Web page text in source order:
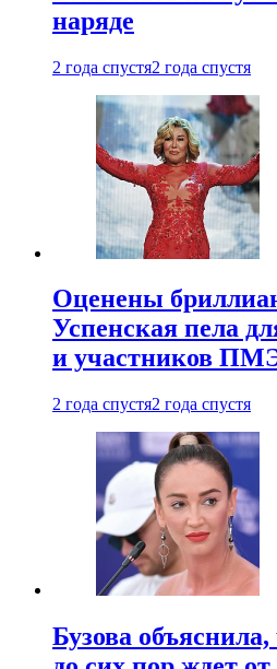
наряде
2 года спустя2 года спустя
Оценены
Успенская пела
и участников
2 года спустя2 года спустя
Бузова объяснила,